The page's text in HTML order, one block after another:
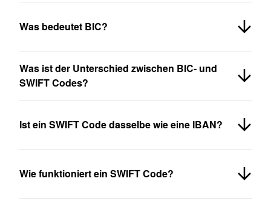
Was bedeutet BIC?
Was ist der Unterschied zwischen BIC- und
SWIFT Codes?
Ist ein SWIFT Code dasselbe wie eine IBAN?
Wie funktioniert ein SWIFT Code?